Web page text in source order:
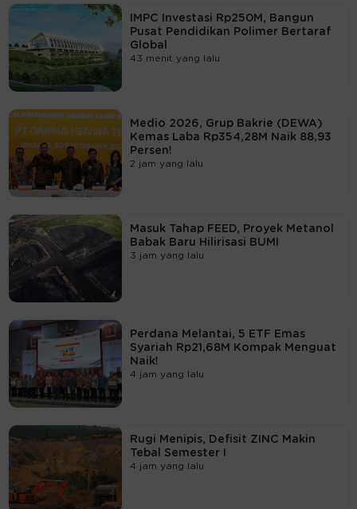
IMPC Investasi Rp250M, Bangun
Pusat Pendidikan Polimer Bertaraf
Global
43 menit yang lalu
Medio 2026, Grup Bakrie (DEWA)
Kemas Laba Rp354,28M Naik 88,93
Persen!
2 jam yang lalu
Masuk Tahap FEED, Proyek Metanol
Babak Baru Hilirisasi BUMI
3 jam yang lalu
Perdana Melantai, 5 ETF Emas
Syariah Rp21,68M Kompak Menguat
Naik!
4 jam yang lalu
Rugi Menipis, Defisit ZINC Makin
Tebal Semester I
4 jam yang lalu